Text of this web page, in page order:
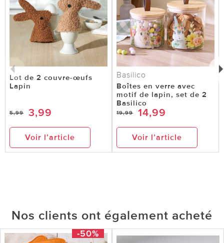
Lot de 2 couvre-œufs
Lapin
5,99 3,99
Voir l’article
Basilico
Boîtes en verre avec
motif de lapin, set de 2
Basilico
19,99 14,99
Voir l’article
Nos clients ont également acheté
-50%